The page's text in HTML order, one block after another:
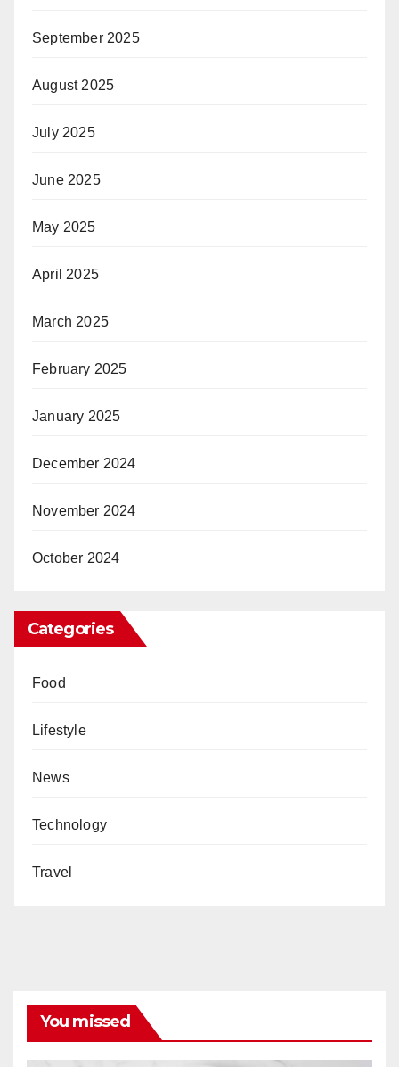
September 2025
August 2025
July 2025
June 2025
May 2025
April 2025
March 2025
February 2025
January 2025
December 2024
November 2024
October 2024
Categories
Food
Lifestyle
News
Technology
Travel
You missed